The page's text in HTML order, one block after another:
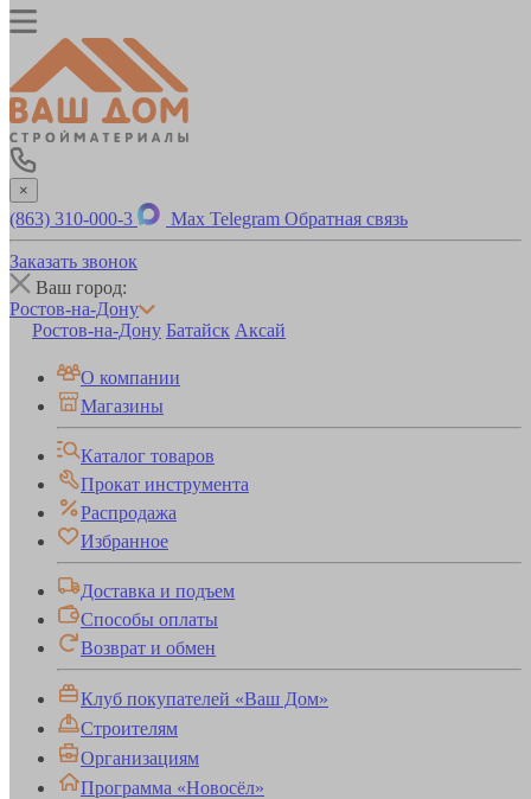
×
(863) 310-000-3 Max Telegram Обратная связь
Заказать звонок
Ваш город:
Ростов-на-Дону
Ростов-на-Дону Батайск Аксай
О компании
Магазины
Каталог товаров
Прокат инструмента
Распродажа
Избранное
Доставка и подъем
Способы оплаты
Возврат и обмен
Клуб покупателей «Ваш Дом»
Строителям
Организациям
Программа «Новосёл»